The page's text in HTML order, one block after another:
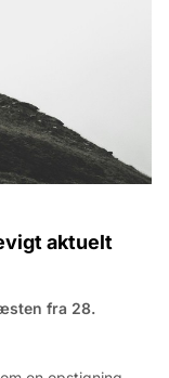
aktuelt
fra 28.